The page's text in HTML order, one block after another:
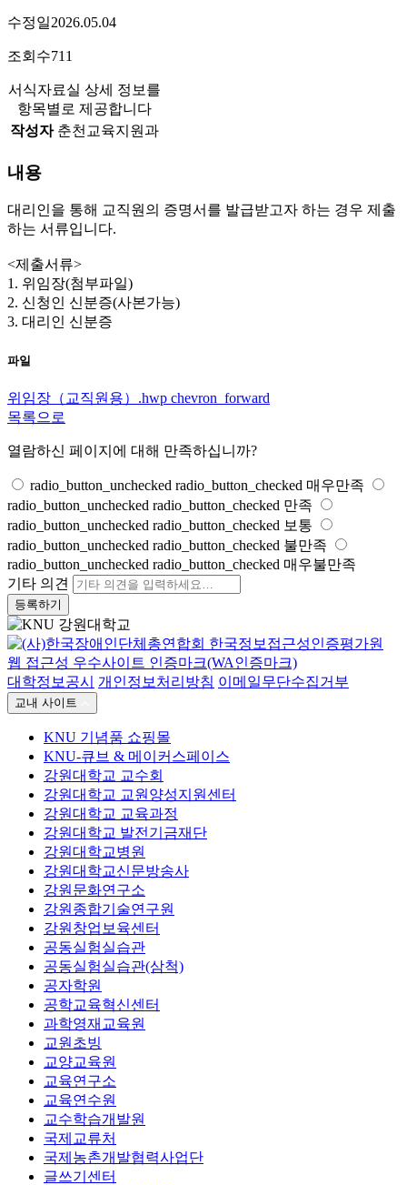
수정일2026.05.04
조회수711
서식자료실 상세 정보를
항목별로 제공합니다
작성자 춘천교육지원과
내용
대리인을 통해 교직원의 증명서를 발급받고자 하는 경우 제출
하는 서류입니다.
<제출서류>
1. 위임장(첨부파일)
2. 신청인 신분증(사본가능)
3. 대리인 신분증
파일
위임장（교직원용）.hwp chevron_forward
목록으로
열람하신 페이지에 대해 만족하십니까?
radio_button_unchecked radio_button_checked 매우만족
radio_button_unchecked radio_button_checked 만족
radio_button_unchecked radio_button_checked 보통
radio_button_unchecked radio_button_checked 불만족
radio_button_unchecked radio_button_checked 매우불만족
기타 의견
등록하기
대학정보공시 개인정보처리방침 이메일무단수집거부
교내 사이트
KNU 기념품 쇼핑몰
KNU-큐브 & 메이커스페이스
강원대학교 교수회
강원대학교 교원양성지원센터
강원대학교 교육과정
강원대학교 발전기금재단
강원대학교병원
강원대학교신문방송사
강원문화연구소
강원종합기술연구원
강원창업보육센터
공동실험실습관
공동실험실습관(삼척)
공자학원
공학교육혁신센터
과학영재교육원
교원초빙
교양교육원
교육연구소
교육연수원
교수학습개발원
국제교류처
국제농촌개발협력사업단
글쓰기센터